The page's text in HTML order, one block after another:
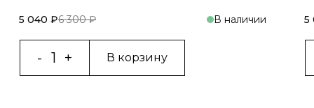
5 040 ₽6 300 ₽ В наличии
В корзину
5